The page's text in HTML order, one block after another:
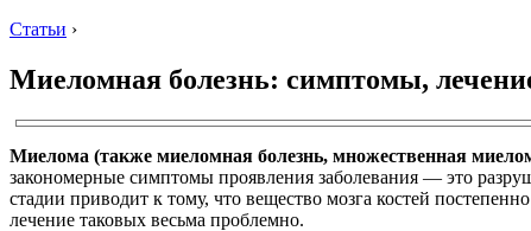
Статьи ›
Миеломная болезнь: симптомы,
Миелома (также миеломная болезнь, множественная
закономерные симптомы проявления заболевания — это
стадии приводит к тому, что вещество мозга костей
лечение таковых весьма проблемно.